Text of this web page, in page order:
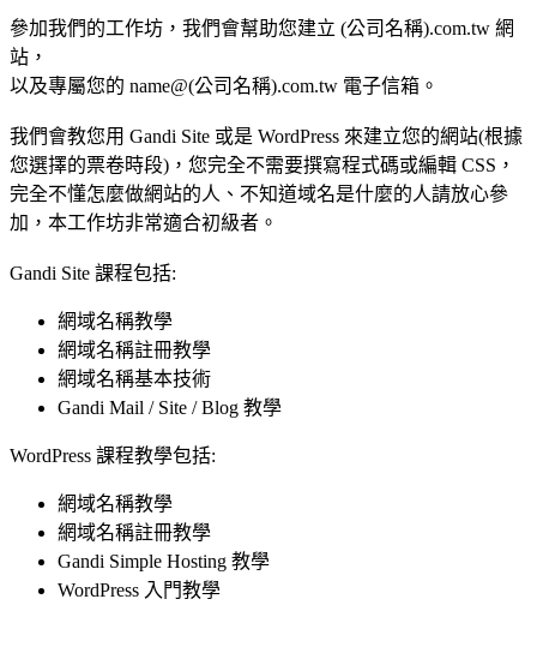
參加我們的工作坊，我們會幫助您建立 (公司名稱).com.tw 網
站，
以及專屬您的 name@(公司名稱).com.tw 電子信箱。
我們會教您用 Gandi Site 或是 WordPress 來建立您的網站(根據
您選擇的票卷時段)，您完全不需要撰寫程式碼或編輯 CSS，
完全不懂怎麼做網站的人、不知道域名是什麼的人請放心參
加，本工作坊非常適合初級者。
Gandi Site 課程包括:
網域名稱教學
網域名稱註冊教學
網域名稱基本技術
Gandi Mail / Site / Blog 教學
WordPress 課程教學包括:
網域名稱教學
網域名稱註冊教學
Gandi Simple Hosting 教學
WordPress 入門教學